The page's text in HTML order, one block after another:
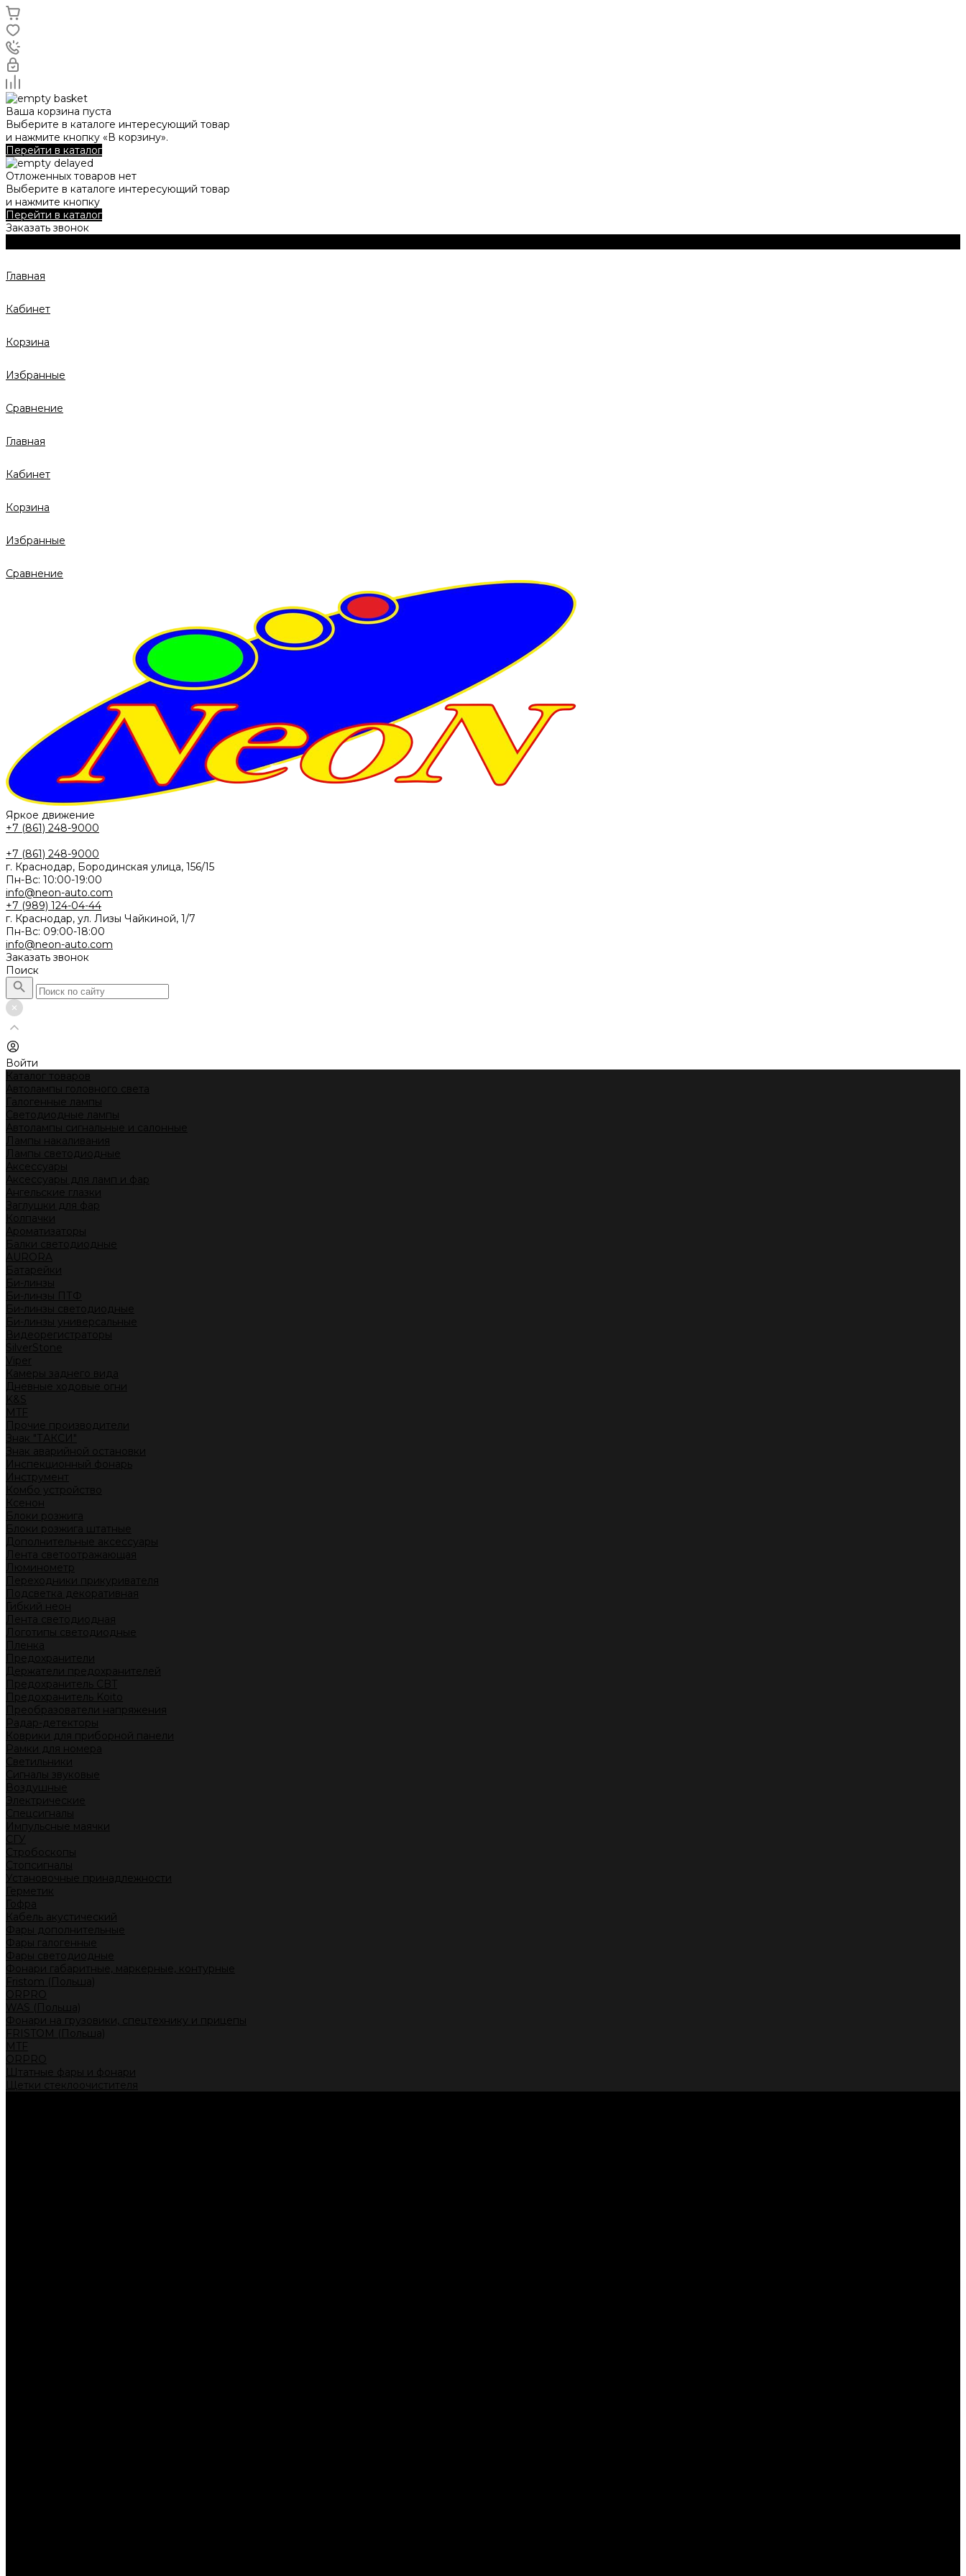
Ваша корзина пуста
Выберите в каталоге интересующий товар
и нажмите кнопку «В корзину».
Перейти в каталог
Отложенных товаров нет
Выберите в каталоге интересующий товар
и нажмите кнопку
Перейти в каталог
Заказать звонок
Главная
Кабинет
Корзина
Избранные
Сравнение
Главная
Кабинет
Корзина
Избранные
Сравнение
Яркое движение
+7 (861) 248-9000
+7 (861) 248-9000
г. Краснодар, Бородинская улица, 156/15
Пн-Вс: 10:00-19:00
info@neon-auto.com
+7 (989) 124-04-44
г. Краснодар, ул. Лизы Чайкиной, 1/7
Пн-Вс: 09:00-18:00
info@neon-auto.com
Заказать звонок
Поиск
Войти
Каталог товаров
Автолампы головного света
Галогенные лампы
Светодиодные лампы
Автолампы сигнальные и салонные
Лампы накаливания
Лампы светодиодные
Аксессуары
Аксессуары для ламп и фар
Ангельские глазки
Заглушки для фар
Колпачки
Ароматизаторы
Балки светодиодные
AURORA
Батарейки
Би-линзы
Би-линзы ПТФ
Би-линзы светодиодные
Би-линзы универсальные
Видеорегистраторы
SilverStone
Viper
Камеры заднего вида
Дневные ходовые огни
K&S
MTF
Прочие производители
Знак "ТАКСИ"
Знак аварийной остановки
Инспекционный фонарь
Инструмент
Комбо устройство
Ксенон
Блоки розжига
Блоки розжига штатные
Дополнительные аксессуары
Лента светоотражающая
Люминометр
Переходники прикуривателя
Подсветка декоративная
Гибкий неон
Лента светодиодная
Логотипы светодиодные
Пленка
Предохранители
Держатели предохранителей
Предохранитель CBT
Предохранитель Koito
Преобразователи напряжения
Радар-детекторы
Коврики для приборной панели
Рамки для номера
Светильники
Сигналы звуковые
Воздушные
Электрические
Спецсигналы
Импульсные маячки
СГУ
Стробоскопы
Стопсигналы
Установочные принадлежности
Герметик
Гофра
Кабель акустический
Фары дополнительные
Фары галогенные
Фары светодиодные
Фонари габаритные, маркерные, контурные
Fristom (Польша)
ORPRO
WAS (Польша)
Фонари на грузовики, спецтехнику и прицепы
FRISTOM (Польша)
MTF
ORPRO
Штатные фары и фонари
Щетки стеклоочистителя